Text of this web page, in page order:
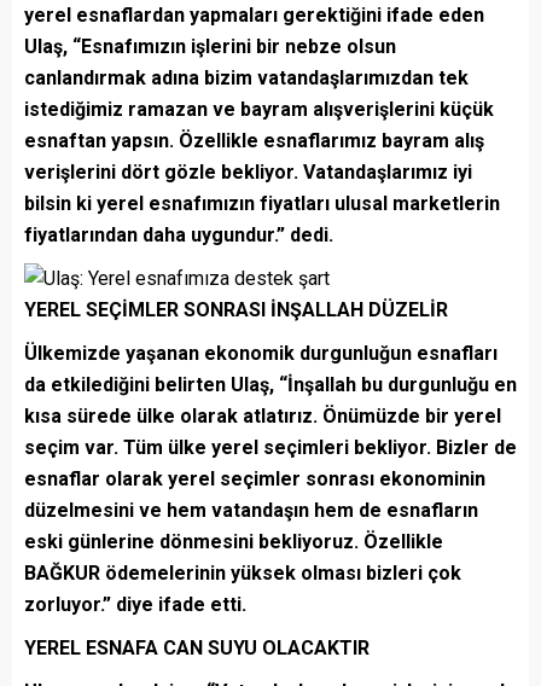
yerel esnaflardan yapmaları gerektiğini ifade eden
Ulaş, “Esnafımızın işlerini bir nebze olsun
canlandırmak adına bizim vatandaşlarımızdan tek
istediğimiz ramazan ve bayram alışverişlerini küçük
esnaftan yapsın. Özellikle esnaflarımız bayram alış
verişlerini dört gözle bekliyor. Vatandaşlarımız iyi
bilsin ki yerel esnafımızın fiyatları ulusal marketlerin
fiyatlarından daha uygundur.” dedi.
YEREL SEÇİMLER SONRASI İNŞALLAH DÜZELİR
Ülkemizde yaşanan ekonomik durgunluğun esnafları
da etkilediğini belirten Ulaş, “İnşallah bu durgunluğu en
kısa sürede ülke olarak atlatırız. Önümüzde bir yerel
seçim var. Tüm ülke yerel seçimleri bekliyor. Bizler de
esnaflar olarak yerel seçimler sonrası ekonominin
düzelmesini ve hem vatandaşın hem de esnafların
eski günlerine dönmesini bekliyoruz. Özellikle
BAĞKUR ödemelerinin yüksek olması bizleri çok
zorluyor.” diye ifade etti.
YEREL ESNAFA CAN SUYU OLACAKTIR